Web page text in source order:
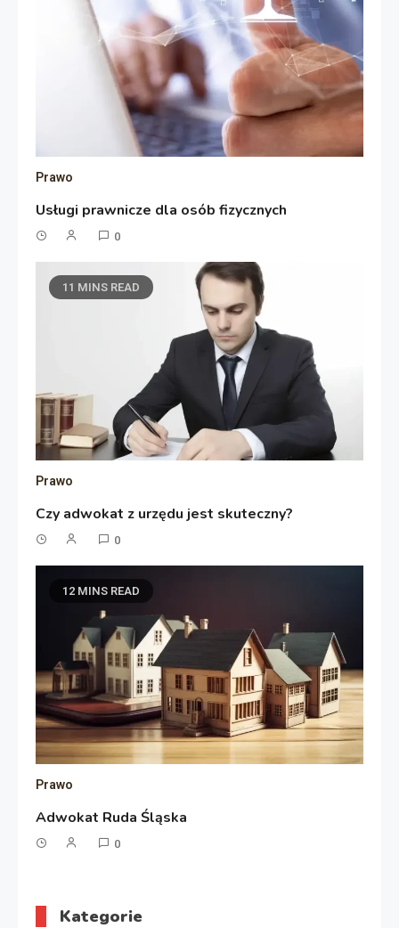
Prawo
Usługi prawnicze dla osób fizycznych
0
11 MINS READ
Prawo
Czy adwokat z urzędu jest skuteczny?
0
12 MINS READ
Prawo
Adwokat Ruda Śląska
0
Kategorie